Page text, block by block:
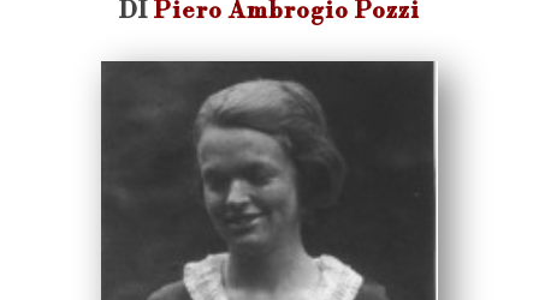
DI Piero Ambrogio Pozzi